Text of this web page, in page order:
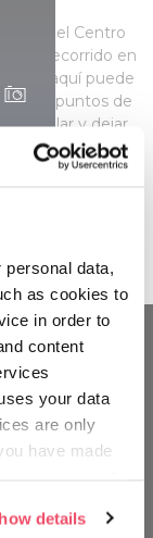
data,
as cookies to
in order to
content
your data
are only
have made
details
es el Centro
su recorrido en
aquí puede
Hay 8 puntos de
alquilar y dejar
reparaciones,
y un